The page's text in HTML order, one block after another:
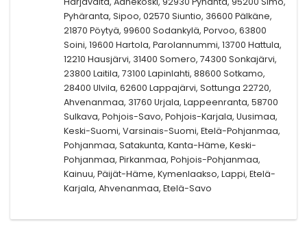
Pyhäranta, Sipoo, 02570 Siuntio, 36600 Pälkäne,
21870 Pöytyä, 99600 Sodankylä, Porvoo, 63800
Soini, 19600 Hartola, Parolannummi, 13700 Hattula,
12210 Hausjärvi, 31400 Somero, 74300 Sonkajärvi,
23800 Laitila, 73100 Lapinlahti, 88600 Sotkamo,
28400 Ulvila, 62600 Lappajärvi, Sottunga 22720,
Ahvenanmaa, 31760 Urjala, Lappeenranta, 58700
Sulkava, Pohjois-Savo, Pohjois-Karjala, Uusimaa,
Keski-Suomi, Varsinais-Suomi, Etelä-Pohjanmaa,
Pohjanmaa, Satakunta, Kanta-Häme, Keski-
Pohjanmaa, Pirkanmaa, Pohjois-Pohjanmaa,
Kainuu, Päijät-Häme, Kymenlaakso, Lappi, Etelä-
Karjala, Ahvenanmaa, Etelä-Savo